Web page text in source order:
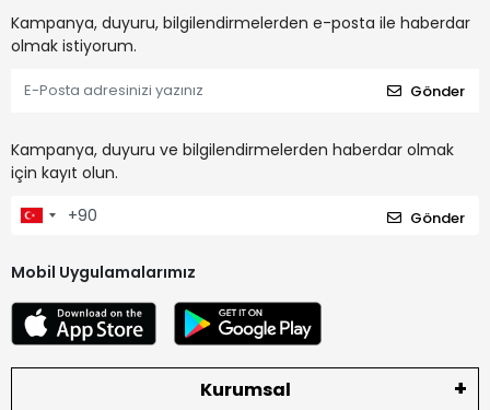
Kampanya, duyuru, bilgilendirmelerden e-posta ile haberdar
olmak istiyorum.
Gönder
Kampanya, duyuru ve bilgilendirmelerden haberdar olmak
için kayıt olun.
Gönder
Mobil Uygulamalarımız
Kurumsal